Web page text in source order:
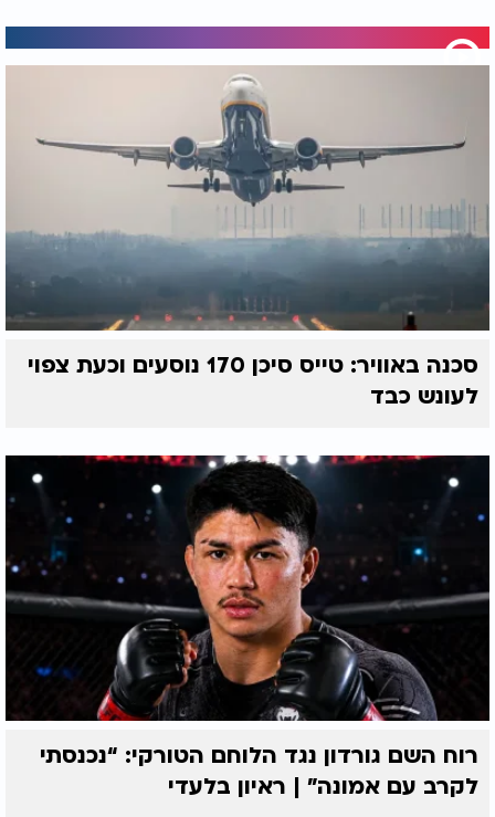
סכנה באוויר: טייס סיכן 170 נוסעים וכעת צפוי
לעונש כבד
רוח השם גורדון נגד הלוחם הטורקי: “נכנסתי
לקרב עם אמונה” | ראיון בלעדי